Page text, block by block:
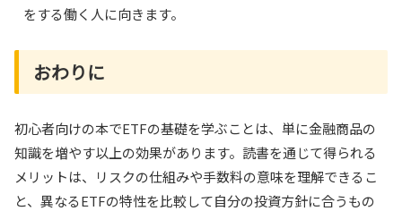
をする働く人に向きます。
おわりに
初心者向けの本でETFの基礎を学ぶことは、単に金融商品の
知識を増やす以上の効果があります。読書を通じて得られる
メリットは、リスクの仕組みや手数料の意味を理解できるこ
と、異なるETFの特性を比較して自分の投資方針に合うもの